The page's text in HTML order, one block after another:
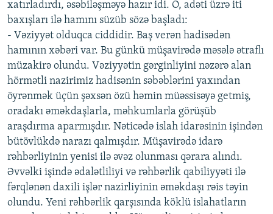
xatırladırdı, əsəbiləşməyə hazır idi. O, adəti üzrə iti
baxışları ilə hamını süzüb sözə başladı:
- Vəziyyət olduqca ciddidir. Baş verən hadisədən
hamının xəbəri var. Bu günkü müşavirədə məsələ ətraflı
müzakirə olundu. Vəziyyətin gərginliyini nəzərə alan
hörmətli nazirimiz hadisənin səbəblərini yaxından
öyrənmək üçün şəxsən özü həmin müəssisəyə getmiş,
oradakı əməkdaşlarla, məhkumlarla görüşüb
araşdırma aparmışdır. Nəticədə islah idarəsinin işindən
bütövlükdə narazı qalmışdır. Müşavirədə idarə
rəhbərliyinin yenisi ilə əvəz olunması qərara alındı.
Əvvəlki işində ədalətliliyi və rəhbərlik qabiliyyəti ilə
fərqlənən daxili işlər nazirliyinin əməkdaşı rəis təyin
olundu. Yeni rəhbərlik qarşısında köklü islahatların